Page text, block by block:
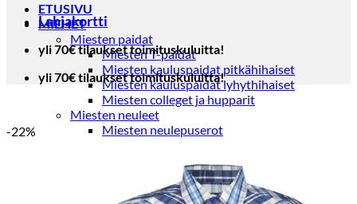
ETUSIVU
MIEHET
Miesten paidat
Miesten T-paidat
Miesten kauluspaidat pitkähihaiset
Miesten kauluspaidat lyhythihaiset
Miesten colleget ja hupparit
Miesten neuleet
Miesten neulepuserot
Puvuntakit ja blazerit
Lahjakortti
yli 70€ tilaukset toimituskuluitta!
yli 70€ tilaukset toimituskuluitta!
-22%